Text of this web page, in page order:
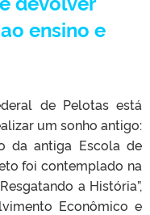
ensino e
de Pelotas está
um sonho antigo:
da antiga Escola de
foi contemplado na
a História”,
Econômico e